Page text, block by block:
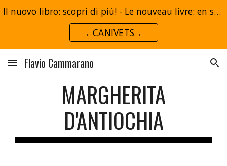
Skip to main content
Il nuovo libro: scopri di più! - Le nouveau livre: en savoir plus!
→ CANIVETS ←
Flavio Cammarano
MARGHERITA
D'ANTIOCHIA